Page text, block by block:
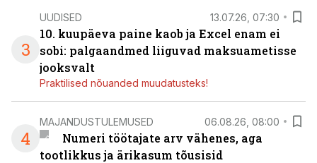
3
UUDISED 13.07.26, 07:30
10. kuupäeva paine kaob ja Excel enam ei
sobi: palgaandmed liiguvad maksuametisse
jooksvalt
Praktilised nõuanded muudatusteks!
4
MAJANDUSTULEMUSED 06.08.26, 08:00
Numeri töötajate arv vähenes, aga
tootlikkus ja ärikasum tõusisid